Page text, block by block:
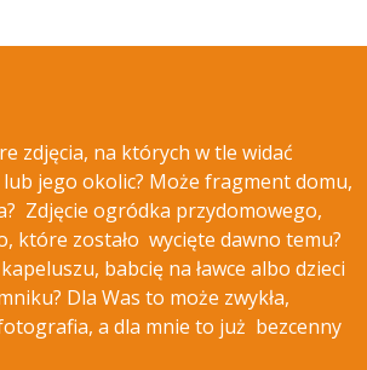
zdjęcia, na których w tle widać
lub jego okolic? Może fragment domu,
Zdjęcie ogródka przydomowego,
które zostało wycięte dawno temu?
babcię na ławce albo dzieci
Dla Was to może zwykła,
a dla mnie to już bezcenny